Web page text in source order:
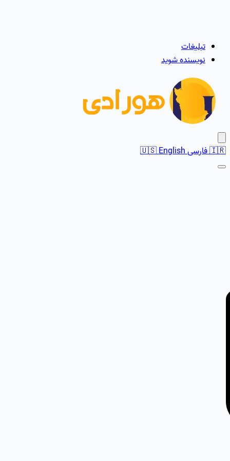
تبلیغات
نویسنده شوید
🇮🇷فارسی 🇺🇸English